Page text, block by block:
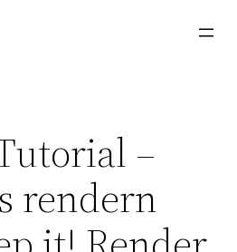
–
rendern